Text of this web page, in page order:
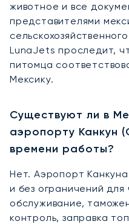
животное и все
представителями
LunaJets проследит,
питомца
Мексику.
Существуют ли в
аэропорту Канкун
времени работы?
Нет. Аэропорт
и без ограничений
обслуживание,
контроль, заправка